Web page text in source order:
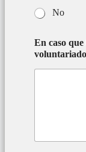
No
o
m
b
En caso